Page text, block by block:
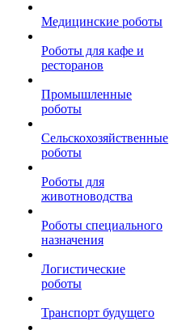
Медицинские роботы
Роботы для кафе и
ресторанов
Промышленные
роботы
Сельскохозяйственные
роботы
Роботы для
животноводства
Роботы специального
назначения
Логистические
роботы
Транспорт будущего